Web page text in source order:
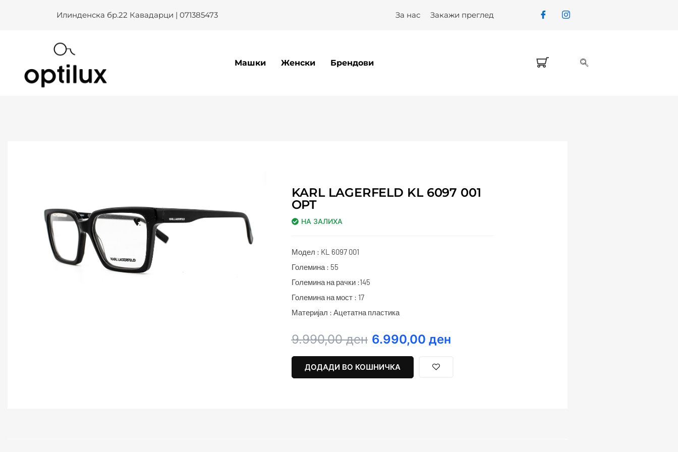
Илинденска бр.22 Кавадарци | 071385473 За нас Закажи преглед
Машки Женски Брендови
KARL LAGERFELD KL 6097 001
OPT
НА ЗАЛИХА
Модел : KL 6097 001
Големина : 55
Големина на рачки :145
Големина на мост : 17
Материјал : Ацетатна пластика
9.990,00ден
Original
was:
9.990,00 ден.
6.990,00 ден
Current
6.990,00 ден.
ДОДАДИ ВО КОШНИЧКА